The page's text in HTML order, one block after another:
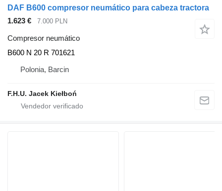
DAF B600 compresor neumático para cabeza tractora
1.623 €
7.000 PLN
Compresor neumático
B600 N 20 R 701621
Polonia, Barcin
F.H.U. Jacek Kiełboń